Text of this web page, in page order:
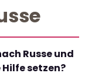
Russe und
setzen?